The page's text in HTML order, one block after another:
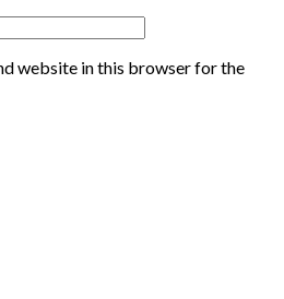
website in this browser for the